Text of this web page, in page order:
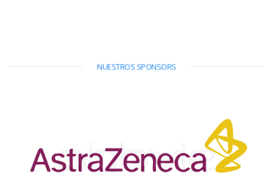
NUESTROS SPONSORS